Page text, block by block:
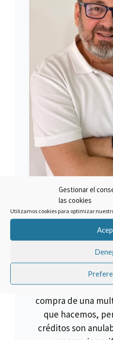
Gestionar el
las cookies
Utilizamos cookies para optimizar
SOBRE
El mejor método
objetivo es hacer
Cancelar un
compra de una
que hacemos,
créditos son